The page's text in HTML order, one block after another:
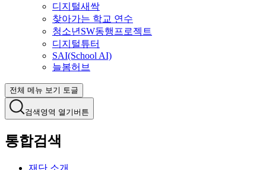
디지털새싹
찾아가는 학교 연수
청소년SW동행프로젝트
디지털튜터
SAI(School AI)
늘봄허브
전체 메뉴 보기 토글
검색영역 열기버튼
통합검색
재단 소개